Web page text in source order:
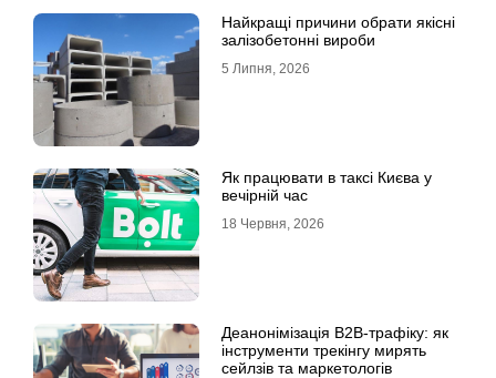
Найкращі причини обрати якісні
залізобетонні вироби
5 Липня, 2026
Як працювати в таксі Києва у
вечірній час
18 Червня, 2026
Деанонімізація B2B-трафіку: як
інструменти трекінгу мирять
сейлзів та маркетологів